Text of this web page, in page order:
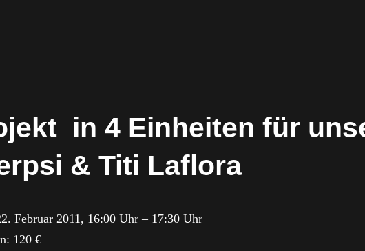
in 4 Einheiten für
& Titi Laflora
Februar 2011, 16:00 Uhr – 17:30 Uhr
120 €